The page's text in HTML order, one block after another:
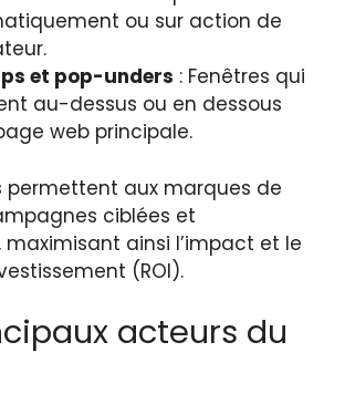
ou sur action de
et pop-unders : Fenêtres qui
au-dessus ou en dessous
web principale.
permettent aux marques de
ciblées et
ainsi l’impact et le
(ROI).
acteurs du